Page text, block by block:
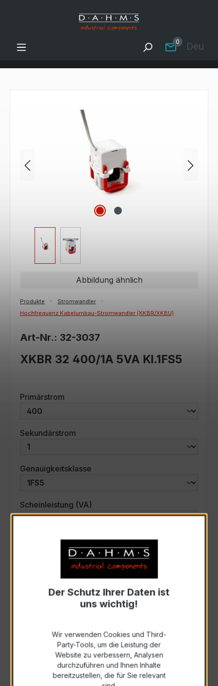
Zum Hauptinhalt springen
0
Bildergalerie überspringen
Abbildung ähnlich
Produkte
Stromwandler
Hochfrequenz Kabelumbau-Stromwandler (XKBR/XKBU)
Art-Nr.: 32-3037
XKBR 32 400/1A 5VA Kl.1FS5
Primärstrom
Sekundärstrom
Genauigkeitsklasse
Scheinleistung (VA)
Anfrage schriftlich
Zur Sammelanfrage hinzufügen
Anfrage telefonisch
Der Schutz Ihrer Daten ist
uns wichtig!
Wir verwenden Cookies und Third-
Party-Tools, um die Leistung der
Website zu verbessern, Analysen
durchzuführen und Ihnen Inhalte
bereitzustellen, die für Sie relevant